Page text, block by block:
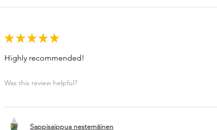
★ ★ ★ ★ ★
Highly recommended!
Was this review helpful?
Sappisaippua nestemäinen